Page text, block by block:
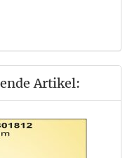
Artikel: